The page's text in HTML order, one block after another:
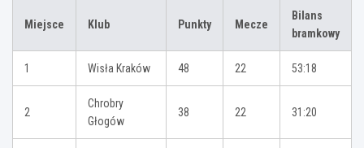
Miejsce Klub Punkty Mecze
Bilans
bramkowy
1 Wisła Kraków 48 22 53:18
2
Chrobry
Głogów
38 22 31:20